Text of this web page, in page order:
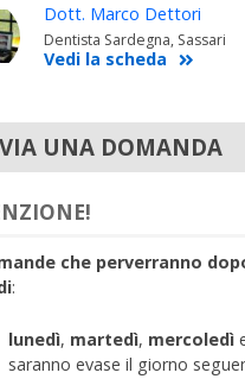
Dott. Marco Dettori
Dentista Sardegna, Sassari
Vedi la scheda
UNA DOMANDA
che perverranno
:
lunedì, martedì, mercoledì
saranno evase il giorno